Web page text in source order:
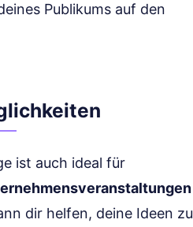
Publikums auf den
ist auch ideal für
dir helfen, deine Ideen zu